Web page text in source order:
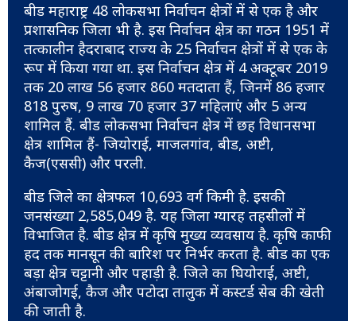
बीड महाराष्ट्र 48 लोकसभा निर्वाचन क्षेत्रों में से एक है और
प्रशासनिक जिला भी है. इस निर्वाचन क्षेत्र का गठन 1951 में
तत्कालीन हैदराबाद राज्य के 25 निर्वाचन क्षेत्रों में से एक के
रूप में किया गया था. इस निर्वाचन क्षेत्र में 4 अक्टूबर 2019
तक 20 लाख 56 हजार 860 मतदाता हैं, जिनमें 86 हजार
818 पुरुष, 9 लाख 70 हजार 37 महिलाएं और 5 अन्य
शामिल हैं. बीड लोकसभा निर्वाचन क्षेत्र में छह विधानसभा
क्षेत्र शामिल हैं- जियोराई, माजलगांव, बीड, अष्टी,
कैज(एससी) और परली.
बीड जिले का क्षेत्रफल 10,693 वर्ग किमी है. इसकी
जनसंख्या 2,585,049 है. यह जिला ग्यारह तहसीलों में
विभाजित है. बीड क्षेत्र में कृषि मुख्य व्यवसाय है. कृषि काफी
हद तक मानसून की बारिश पर निर्भर करता है. बीड का एक
बड़ा क्षेत्र चट्टानी और पहाड़ी है. जिले का घियोराई, अष्टी,
अंबाजोगई, कैज और पटोदा तालुक में कस्टर्ड सेब की खेती
की जाती है.